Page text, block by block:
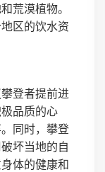
荒漠植物。
区的饮水资
登者提前进
品质的心
同时，攀登
坏当地的自
体的健康和